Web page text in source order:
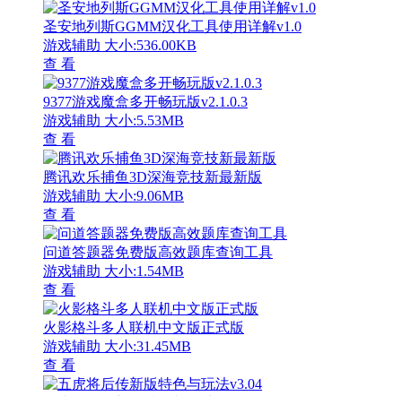
圣安地列斯GGMM汉化工具使用详解v1.0
游戏辅助 大小:536.00KB
查 看
9377游戏魔盒多开畅玩版v2.1.0.3
游戏辅助 大小:5.53MB
查 看
腾讯欢乐捕鱼3D深海竞技新最新版
游戏辅助 大小:9.06MB
查 看
问道答题器免费版高效题库查询工具
游戏辅助 大小:1.54MB
查 看
火影格斗多人联机中文版正式版
游戏辅助 大小:31.45MB
查 看